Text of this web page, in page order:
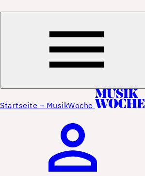
Startseite – MusikWoche